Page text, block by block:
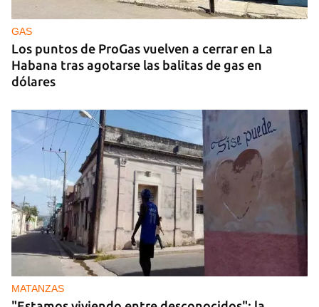
GAS
Los puntos de ProGas vuelven a cerrar en La
Habana tras agotarse las balitas de gas en
dólares
MATANZAS